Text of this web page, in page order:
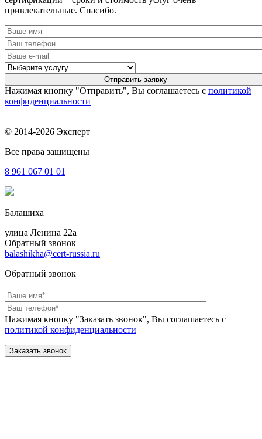
привлекательные. Спасибо.
Нажимая кнопку "Отправить", Вы соглашаетесь с политикой
конфиденциальности
© 2014-2026 Эксперт
Все права защищены
8 961 067 01 01
Балашиха
улица Ленина 22a
Обратный звонок
balashikha@cert-russia.ru
Обратный звонок
Нажимая кнопку "Заказать звонок", Вы соглашаетесь с
политикой конфиденциальности